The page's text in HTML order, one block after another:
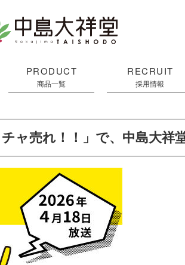
PRODUCT
商品一覧
RECRUIT
採用情報
ャ売れ！！」で、中島大祥